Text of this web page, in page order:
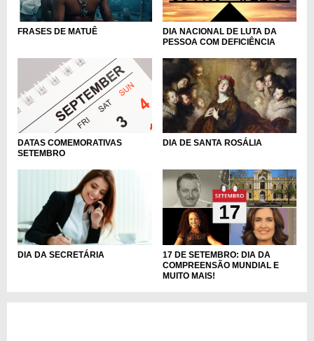
FRASES DE MATUÊ
DIA NACIONAL DE LUTA DA
PESSOA COM DEFICIÊNCIA
DATAS COMEMORATIVAS
SETEMBRO
DIA DE SANTA ROSÁLIA
DIA DA SECRETÁRIA
17 DE SETEMBRO: DIA DA
COMPREENSÃO MUNDIAL E
MUITO MAIS!